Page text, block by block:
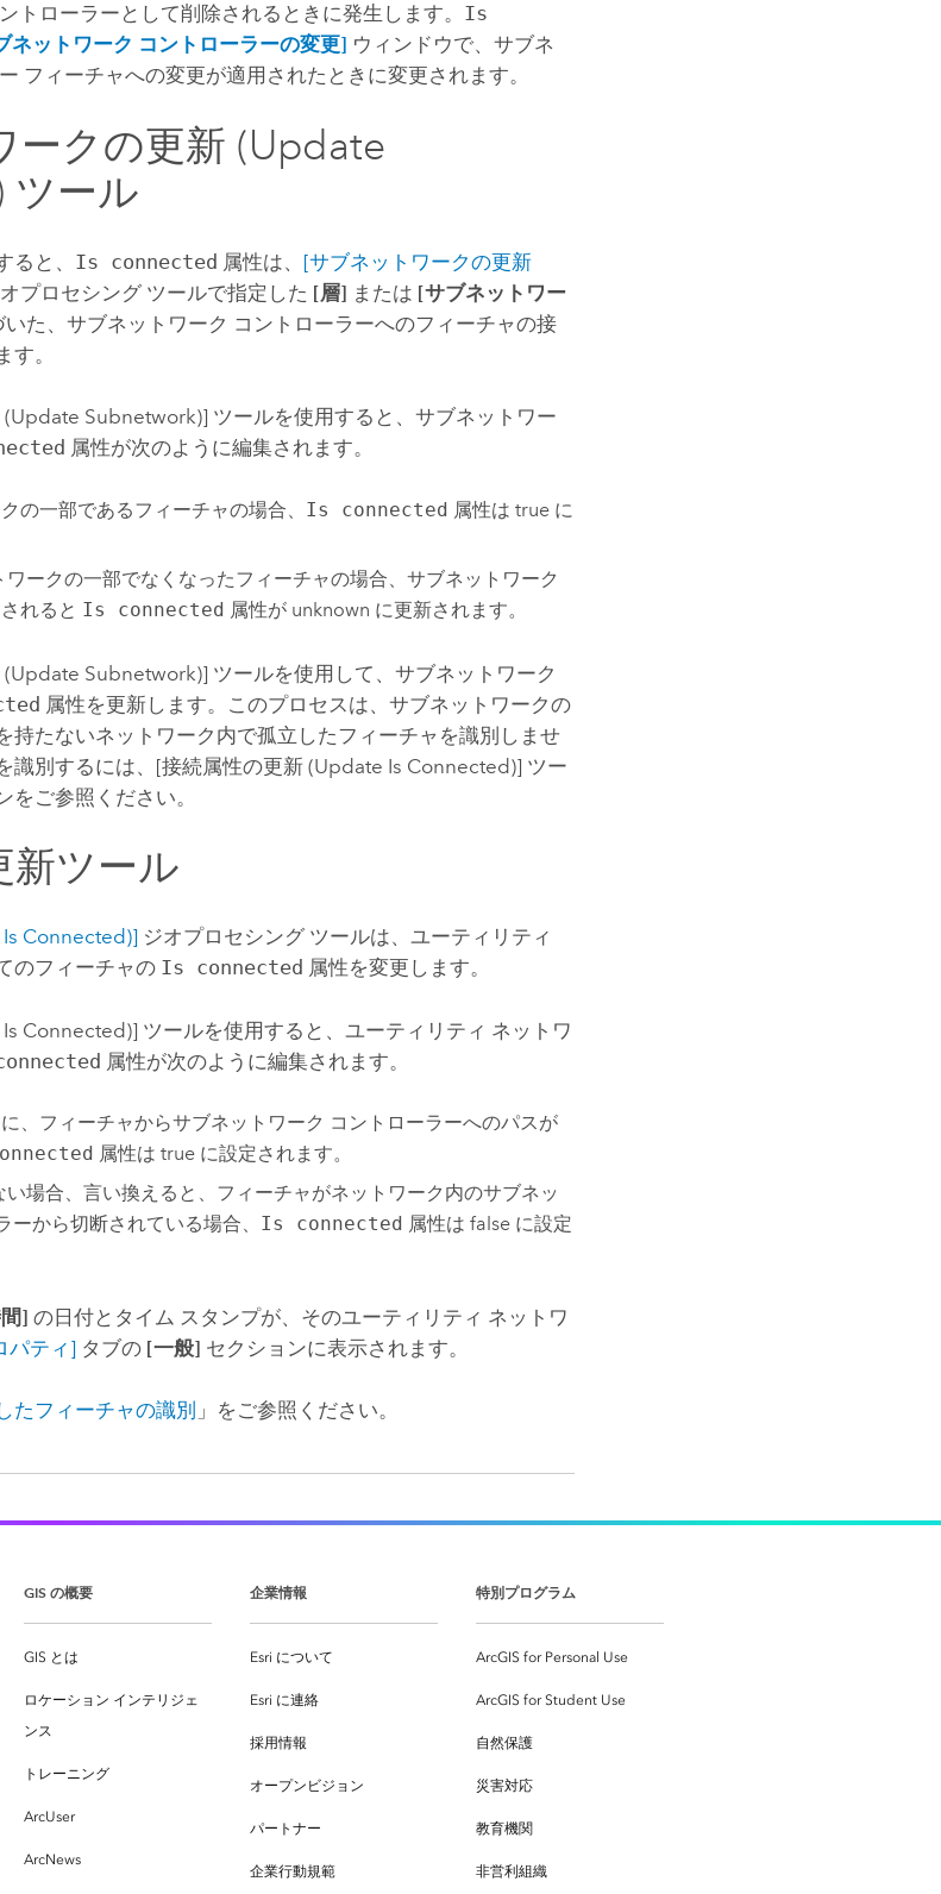
トローラーとして削除されるときに発生します。 Is
ネットワーク コントローラーの変更] ウィンドウで、サブネ
フィーチャへの変更が適用されたときに変更されます。
ークの更新 (Update
ツール
ると、 Is connected 属性は、 [サブネットワークの更新
プロセシング ツールで指定した [層] または [サブネットワー
た、サブネットワーク コントローラーへのフィーチャの接
。
(Update Subnetwork)] ツールを使用すると、サブネットワー
属性が次のように編集されます。
の一部であるフィーチャの場合、 Is connected 属性は true に
ークの一部でなくなったフィーチャの場合、サブネットワーク
れると Is connected 属性が unknown に更新されます。
(Update Subnetwork)] ツールを使用して、サブネットワーク
属性を更新します。このプロセスは、サブネットワークの
持たないネットワーク内で孤立したフィーチャを識別しませ
識別するには、 [接続属性の更新 (Update Is Connected)] ツー
をご参照ください。
新ツール
Connected)] ジオプロセシング ツールは、ユーティリティ
のフィーチャの Is connected 属性を変更します。
Connected)] ツールを使用すると、ユーティリティ ネットワ
属性が次のように編集されます。
、フィーチャからサブネットワーク コントローラーへのパスが
属性は true に設定されます。
場合、言い換えると、フィーチャがネットワーク内のサブネッ
ーから切断されている場合、 Is connected 属性は false に設定
] の日付とタイム スタンプが、そのユーティリティ ネットワ
パティ] タブの [一般] セクションに表示されます。
たフィーチャの識別 」をご参照ください。
GIS の概要
GIS とは
ロケーション インテリジェ
ンス
トレーニング
ArcUser
ArcNews
企業情報
Esri について
Esri に連絡
採用情報
オープンビジョン
パートナー
企業行動規範
特別プログラム
ArcGIS for Personal Use
ArcGIS for Student Use
自然保護
災害対応
教育機関
非営利組織